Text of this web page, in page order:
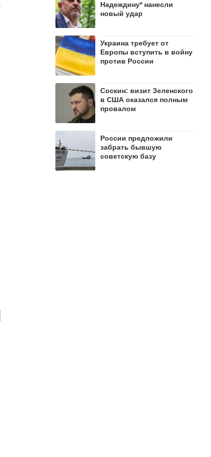
Надеждину* нанесли
новый удар
Украина требует от
Европы вступить в войну
против России
Соскин: визит Зеленского
в США оказался полным
провалом
России предложили
забрать бывшую
советскую базу